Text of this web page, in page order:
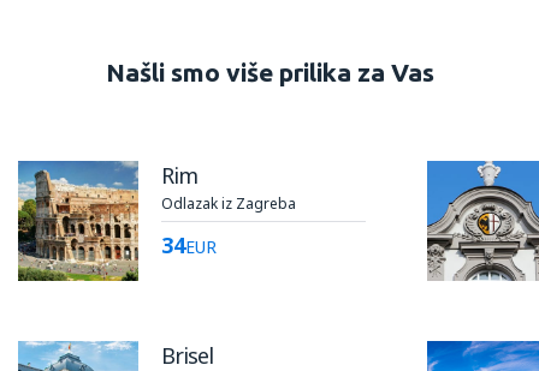
Našli smo više prilika za Vas
Rim
Odlazak iz Zagreba
34EUR
Brisel